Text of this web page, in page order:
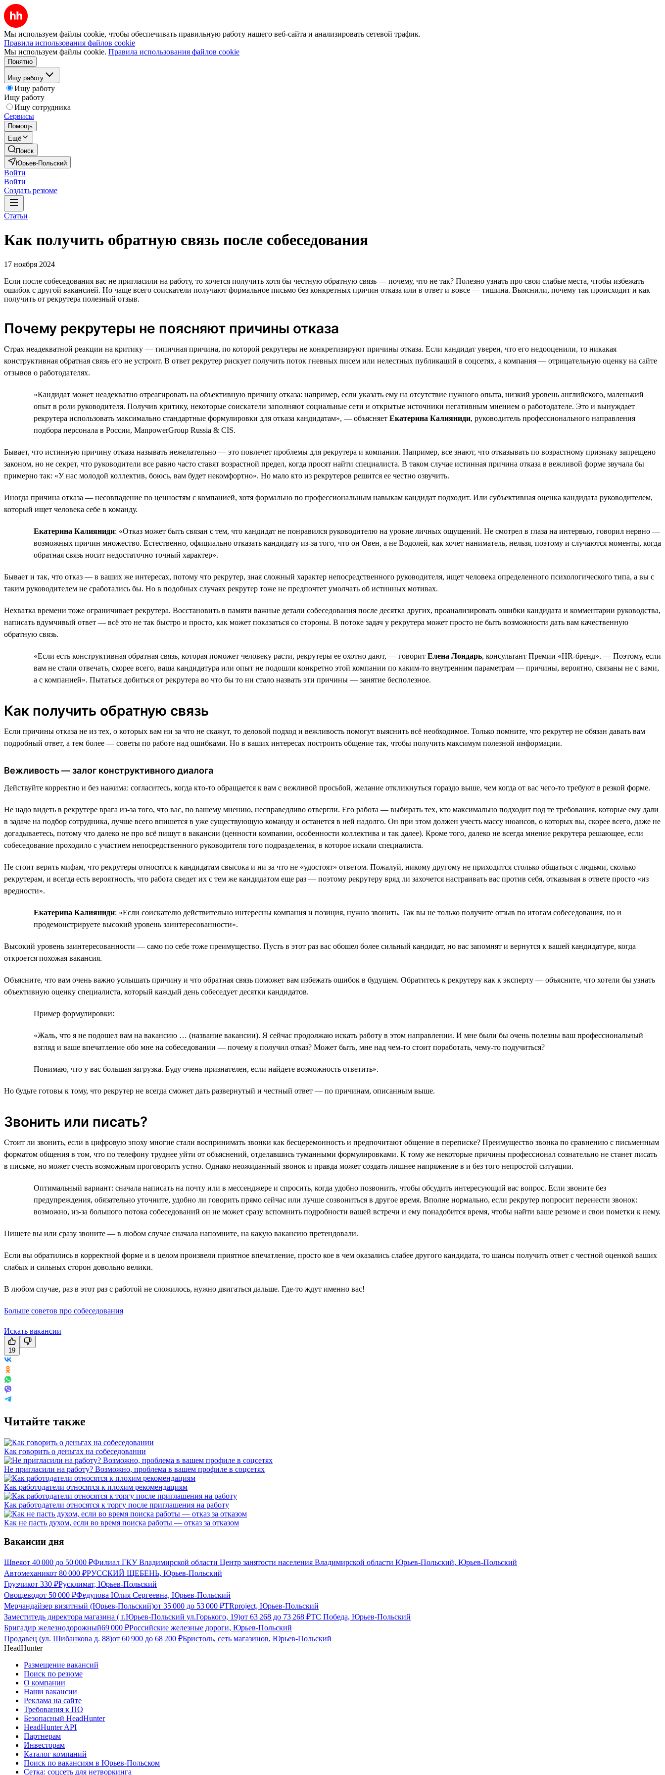
Мы используем файлы cookie, чтобы обеспечивать правильную работу нашего веб-сайта и анализировать сетевой трафик.
Правила использования файлов cookie
Мы используем файлы cookie. Правила использования файлов cookie
Понятно
Ищу работу
Ищу работу
Ищу работу
Ищу сотрудника
Сервисы
Помощь
Ещё
Поиск
Юрьев-Польский
Войти
Войти
Создать резюме
Статьи
Как получить обратную связь после собеседования
17 ноября 2024
Если после собеседования вас не пригласили на работу, то хочется получить хотя бы честную обратную связь — почему, что не так? Полезно узнать про свои слабые места, чтобы избежать
ошибок с другой вакансией. Но чаще всего соискатели получают формальное письмо без конкретных причин отказа или в ответ и вовсе — тишина. Выяснили, почему так происходит и как
получить от рекрутера полезный отзыв.
Почему рекрутеры не поясняют причины отказа
Страх неадекватной реакции на критику — типичная причина, по которой рекрутеры не конкретизируют причины отказа. Если кандидат уверен, что его недооценили, то никакая
конструктивная обратная связь его не устроит. В ответ рекрутер рискует получить поток гневных писем или нелестных публикаций в соцсетях, а компания — отрицательную оценку на сайте
отзывов о работодателях.
«Кандидат может неадекватно отреагировать на объективную причину отказа: например, если указать ему на отсутствие нужного опыта, низкий уровень английского, маленький
опыт в роли руководителя. Получив критику, некоторые соискатели заполняют социальные сети и открытые источники негативным мнением о работодателе. Это и вынуждает
рекрутера использовать максимально стандартные формулировки для отказа кандидатам», — объясняет Екатерина Калияниди, руководитель профессионального направления
подбора персонала в России, ManpowerGroup Russia & CIS.
Бывает, что истинную причину отказа называть нежелательно — это повлечет проблемы для рекрутера и компании. Например, все знают, что отказывать по возрастному признаку запрещено
законом, но не секрет, что руководители все равно часто ставят возрастной предел, когда просят найти специалиста. В таком случае истинная причина отказа в вежливой форме звучала бы
примерно так: «У нас молодой коллектив, боюсь, вам будет некомфортно». Но мало кто из рекрутеров решится ее честно озвучить.
Иногда причина отказа — несовпадение по ценностям с компанией, хотя формально по профессиональным навыкам кандидат подходит. Или субъективная оценка кандидата руководителем,
который ищет человека себе в команду.
Екатерина Калияниди: «Отказ может быть связан с тем, что кандидат не понравился руководителю на уровне личных ощущений. Не смотрел в глаза на интервью, говорил нервно —
возможных причин множество. Естественно, официально отказать кандидату из-за того, что он Овен, а не Водолей, как хочет наниматель, нельзя, поэтому и случаются моменты, когда
обратная связь носит недостаточно точный характер».
Бывает и так, что отказ — в ваших же интересах, потому что рекрутер, зная сложный характер непосредственного руководителя, ищет человека определенного психологического типа, а вы с
таким руководителем не сработались бы. Но в подобных случаях рекрутер тоже не предпочтет умолчать об истинных мотивах.
Нехватка времени тоже ограничивает рекрутера. Восстановить в памяти важные детали собеседования после десятка других, проанализировать ошибки кандидата и комментарии руководства,
написать вдумчивый ответ — всё это не так быстро и просто, как может показаться со стороны. В потоке задач у рекрутера может просто не быть возможности дать вам качественную
обратную связь.
«Если есть конструктивная обратная связь, которая поможет человеку расти, рекрутеры ее охотно дают, — говорит Елена Лондарь, консультант Премии «HR-бренд». — Поэтому, если
вам не стали отвечать, скорее всего, ваша кандидатура или опыт не подошли конкретно этой компании по каким-то внутренним параметрам — причины, вероятно, связаны не с вами,
а с компанией». Пытаться добиться от рекрутера во что бы то ни стало назвать эти причины — занятие бесполезное.
Как получить обратную связь
Если причины отказа не из тех, о которых вам ни за что не скажут, то деловой подход и вежливость помогут выяснить всё необходимое. Только помните, что рекрутер не обязан давать вам
подробный ответ, а тем более — советы по работе над ошибками. Но в ваших интересах построить общение так, чтобы получить максимум полезной информации.
Вежливость — залог конструктивного диалога
Действуйте корректно и без нажима: согласитесь, когда кто-то обращается к вам с вежливой просьбой, желание откликнуться гораздо выше, чем когда от вас чего-то требуют в резкой форме.
Не надо видеть в рекрутере врага из-за того, что вас, по вашему мнению, несправедливо отвергли. Его работа — выбирать тех, кто максимально подходит под те требования, которые ему дали
в задаче на подбор сотрудника, лучше всего впишется в уже существующую команду и останется в ней надолго. Он при этом должен учесть массу нюансов, о которых вы, скорее всего, даже не
догадываетесь, потому что далеко не про всё пишут в вакансии (ценности компании, особенности коллектива и так далее). Кроме того, далеко не всегда мнение рекрутера решающее, если
собеседование проходило с участием непосредственного руководителя того подразделения, в которое искали специалиста.
Не стоит верить мифам, что рекрутеры относятся к кандидатам свысока и ни за что не «удостоят» ответом. Пожалуй, никому другому не приходится столько общаться с людьми, сколько
рекрутерам, и всегда есть вероятность, что работа сведет их с тем же кандидатом еще раз — поэтому рекрутеру вряд ли захочется настраивать вас против себя, отказывая в ответе просто «из
вредности».
Екатерина Калияниди: «Если соискателю действительно интересны компания и позиция, нужно звонить. Так вы не только получите отзыв по итогам собеседования, но и
продемонстрируете высокий уровень заинтересованности».
Высокий уровень заинтересованности — само по себе тоже преимущество. Пусть в этот раз вас обошел более сильный кандидат, но вас запомнят и вернутся к вашей кандидатуре, когда
откроется похожая вакансия.
Объясните, что вам очень важно услышать причину и что обратная связь поможет вам избежать ошибок в будущем. Обратитесь к рекрутеру как к эксперту — объясните, что хотели бы узнать
объективную оценку специалиста, который каждый день собеседует десятки кандидатов.
Пример формулировки:
«Жаль, что я не подошел вам на вакансию … (название вакансии). Я сейчас продолжаю искать работу в этом направлении. И мне были бы очень полезны ваш профессиональный
взгляд и ваше впечатление обо мне на собеседовании — почему я получил отказ? Может быть, мне над чем-то стоит поработать, чему-то подучиться?
Понимаю, что у вас большая загрузка. Буду очень признателен, если найдете возможность ответить».
Но будьте готовы к тому, что рекрутер не всегда сможет дать развернутый и честный ответ — по причинам, описанным выше.
Звонить или писать?
Стоит ли звонить, если в цифровую эпоху многие стали воспринимать звонки как бесцеремонность и предпочитают общение в переписке? Преимущество звонка по сравнению с письменным
форматом общения в том, что по телефону труднее уйти от объяснений, отделавшись туманными формулировками. К тому же некоторые причины профессионал сознательно не станет писать
в письме, но может счесть возможным проговорить устно. Однако неожиданный звонок и правда может создать лишнее напряжение в и без того непростой ситуации.
Оптимальный вариант: сначала написать на почту или в мессенджере и спросить, когда удобно позвонить, чтобы обсудить интересующий вас вопрос. Если звоните без
предупреждения, обязательно уточните, удобно ли говорить прямо сейчас или лучше созвониться в другое время. Вполне нормально, если рекрутер попросит перенести звонок:
возможно, из-за большого потока собеседований он не может сразу вспомнить подробности вашей встречи и ему понадобится время, чтобы найти ваше резюме и свои пометки к нему.
Пишете вы или сразу звоните — в любом случае сначала напомните, на какую вакансию претендовали.
Если вы обратились в корректной форме и в целом произвели приятное впечатление, просто кое в чем оказались слабее другого кандидата, то шансы получить ответ с честной оценкой ваших
слабых и сильных сторон довольно велики.
В любом случае, раз в этот раз с работой не сложилось, нужно двигаться дальше. Где-то ждут именно вас!
Больше советов про собеседования
Искать вакансии
19
Читайте также
Как говорить о деньгах на собеседовании
Не пригласили на работу? Возможно, проблема в вашем профиле в соцсетях
Как работодатели относятся к плохим рекомендациям
Как работодатели относятся к торгу после приглашения на работу
Как не пасть духом, если во время поиска работы — отказ за отказом
Вакансии дня
Швеяот 40 000 до 50 000 ₽Филиал ГКУ Владимирской области Центр занятости населения Владимирской области Юрьев-Польский, Юрьев-Польский
Автомеханикот 80 000 ₽РУССКИЙ ЩЕБЕНЬ, Юрьев-Польский
Грузчикот 330 ₽Русклимат, Юрьев-Польский
Овощеводот 50 000 ₽Федулова Юлия Сергеевна, Юрьев-Польский
Мерчандайзер визитный (Юрьев-Польский)от 35 000 до 53 000 ₽TRproject, Юрьев-Польский
Заместитедь директора магазина ( г.Юрьев-Польский ул.Горького, 19)от 63 268 до 73 268 ₽ТС Победа, Юрьев-Польский
Бригадир железнодорожный69 000 ₽Российские железные дороги, Юрьев-Польский
Продавец (ул. Шибанкова д. 88)от 60 900 до 68 200 ₽Бристоль, сеть магазинов, Юрьев-Польский
HeadHunter
Размещение вакансий
Поиск по резюме
О компании
Наши вакансии
Реклама на сайте
Требования к ПО
Безопасный HeadHunter
HeadHunter API
Партнерам
Инвесторам
Каталог компаний
Поиск по вакансиям в Юрьев-Польском
Сетка: соцсеть для нетворкинга